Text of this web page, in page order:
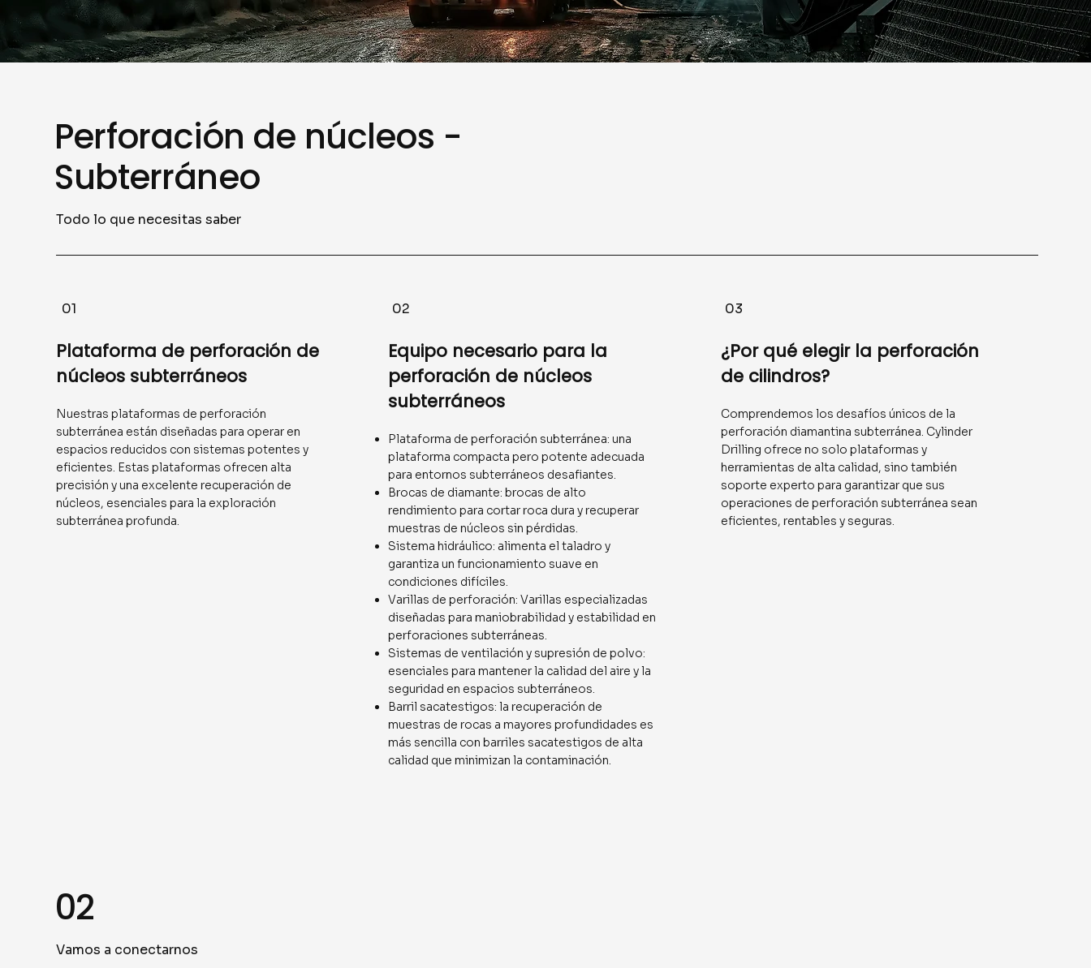
Perforación de núcleos -
Subterráneo
Todo lo que necesitas saber
01
Plataforma de perforación de
núcleos subterráneos
Nuestras plataformas de perforación
subterránea están diseñadas para operar en
espacios reducidos con sistemas potentes y
eficientes. Estas plataformas ofrecen alta
precisión y una excelente recuperación de
núcleos, esenciales para la exploración
subterránea profunda.
02
Equipo necesario para la
perforación de núcleos
subterráneos
Plataforma de perforación subterránea: una
plataforma compacta pero potente adecuada
para entornos subterráneos desafiantes.
Brocas de diamante: brocas de alto
rendimiento para cortar roca dura y recuperar
muestras de núcleos sin pérdidas.
Sistema hidráulico: alimenta el taladro y
garantiza un funcionamiento suave en
condiciones difíciles.
Varillas de perforación: Varillas especializadas
diseñadas para maniobrabilidad y estabilidad en
perforaciones subterráneas.
Sistemas de ventilación y supresión de polvo:
esenciales para mantener la calidad del aire y la
seguridad en espacios subterráneos.
Barril sacatestigos: la recuperación de
muestras de rocas a mayores profundidades es
más sencilla con barriles sacatestigos de alta
calidad que minimizan la contaminación.
03
¿Por qué elegir la perforación
de cilindros?
Comprendemos los desafíos únicos de la
perforación diamantina subterránea. Cylinder
Drilling ofrece no solo plataformas y
herramientas de alta calidad, sino también
soporte experto para garantizar que sus
operaciones de perforación subterránea sean
eficientes, rentables y seguras.
02
Vamos a conectarnos